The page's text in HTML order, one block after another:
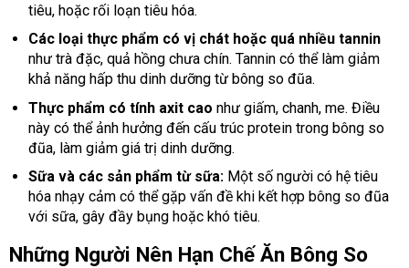
tiêu, hoặc rối loạn tiêu hóa.
Các loại thực phẩm có vị chát hoặc quá nhiều tannin
như trà đặc, quả hồng chưa chín. Tannin có thể làm giảm
khả năng hấp thu dinh dưỡng từ bông so đũa.
Thực phẩm có tính axit cao như giấm, chanh, me. Điều
này có thể ảnh hưởng đến cấu trúc protein trong bông so
đũa, làm giảm giá trị dinh dưỡng.
Sữa và các sản phẩm từ sữa:Một số người có hệ tiêu
hóa nhạy cảm có thể gặp vấn đề khi kết hợp bông so đũa
với sữa, gây đầy bụng hoặc khó tiêu.
Những Người Nên Hạn Chế Ăn Bông So